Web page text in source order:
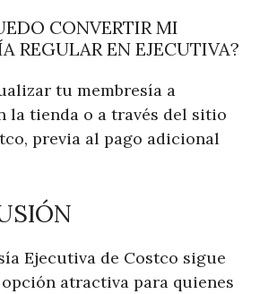
CONVERTIR MI
REGULAR EN EJECUTIVA?
tu membresía ‍a
la tienda o a través del sitio
previa ⁢al pago adicional
‌Ejecutiva de Costco sigue
atractiva para quienes